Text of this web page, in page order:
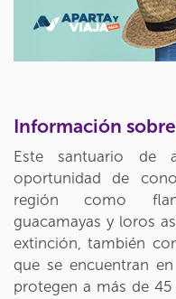
Información
Este santuario de
oportunidad de
región como
guacamayas y loros
extinción, también
que se encuentran
protegen a más de 45